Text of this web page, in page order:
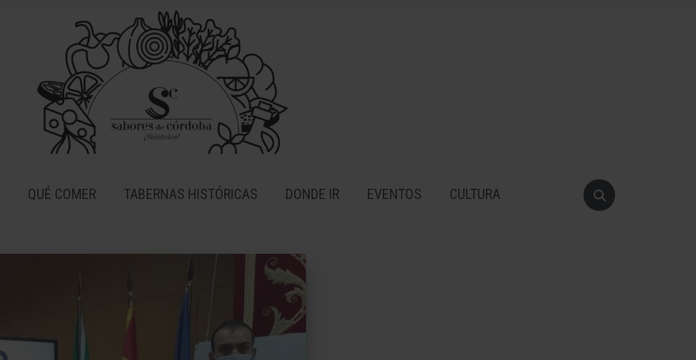
QUÉ COMER TABERNAS HISTÓRICAS DONDE IR EVENTOS CULTURA